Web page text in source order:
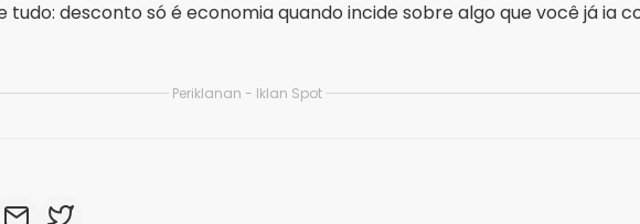
TI. Saat ini saya bekerja sebagai penulis di blog luxmobiles. Membuat beragam